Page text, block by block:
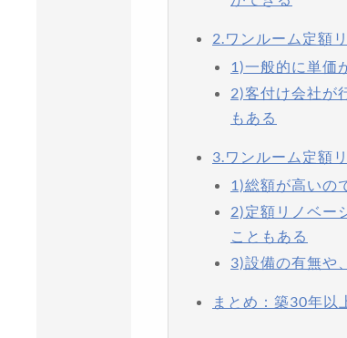
2.ワンルーム定額
1)一般的に単価
2)客付け会社が
もある
3.ワンルーム定額
1)総額が高いの
2)定額リノベー
こともある
3)設備の有無や
まとめ：築30年以